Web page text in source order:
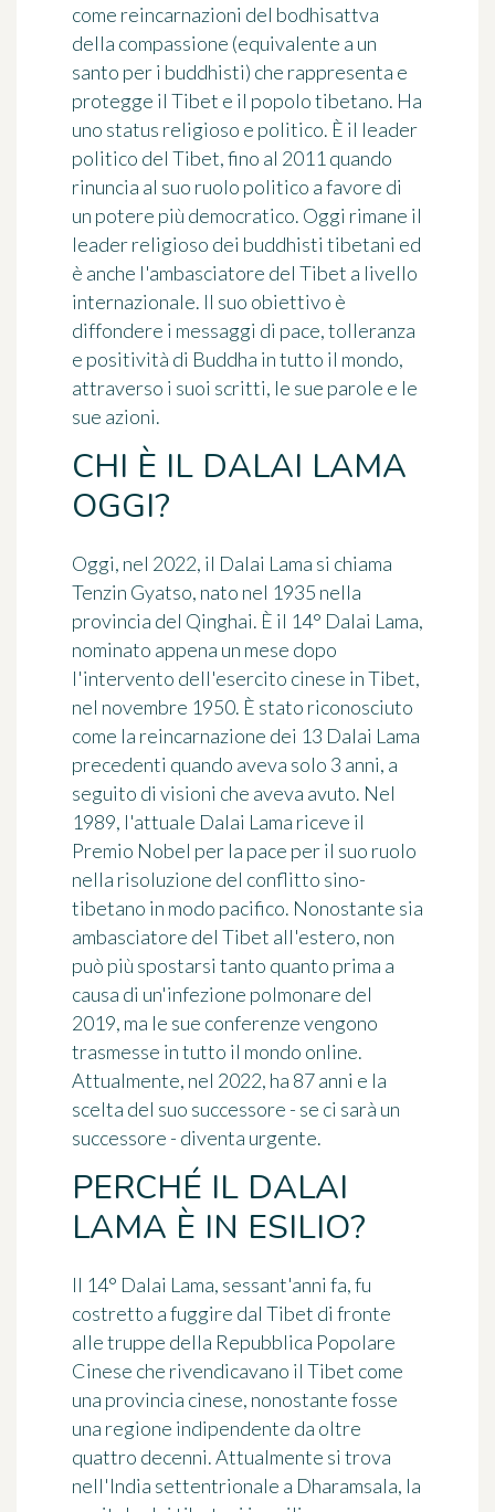
come reincarnazioni del bodhisattva
della compassione (equivalente a un
santo per i buddhisti) che rappresenta e
protegge il Tibet e il popolo tibetano. Ha
uno status religioso e politico. È il leader
politico del Tibet, fino al 2011 quando
rinuncia al suo ruolo politico a favore di
un potere più democratico. Oggi rimane il
leader religioso dei buddhisti tibetani ed
è anche l'ambasciatore del Tibet a livello
internazionale. Il suo obiettivo è
diffondere i messaggi di pace, tolleranza
e positività di Buddha in tutto il mondo,
attraverso i suoi scritti, le sue parole e le
sue azioni.
CHI È IL DALAI LAMA
OGGI?
Oggi, nel 2022, il Dalai Lama si chiama
Tenzin Gyatso, nato nel 1935 nella
provincia del Qinghai. È il 14° Dalai Lama,
nominato appena un mese dopo
l'intervento dell'esercito cinese in Tibet,
nel novembre 1950. È stato riconosciuto
come la reincarnazione dei 13 Dalai Lama
precedenti quando aveva solo 3 anni, a
seguito di visioni che aveva avuto. Nel
1989, l'attuale Dalai Lama riceve il
Premio Nobel per la pace per il suo ruolo
nella risoluzione del conflitto sino-
tibetano in modo pacifico. Nonostante sia
ambasciatore del Tibet all'estero, non
può più spostarsi tanto quanto prima a
causa di un'infezione polmonare del
2019, ma le sue conferenze vengono
trasmesse in tutto il mondo online.
Attualmente, nel 2022, ha 87 anni e la
scelta del suo successore - se ci sarà un
successore - diventa urgente.
PERCHÉ IL DALAI
LAMA È IN ESILIO?
Il 14° Dalai Lama, sessant'anni fa, fu
costretto a fuggire dal Tibet di fronte
alle truppe della Repubblica Popolare
Cinese che rivendicavano il Tibet come
una provincia cinese, nonostante fosse
una regione indipendente da oltre
quattro decenni. Attualmente si trova
nell'India settentrionale a Dharamsala, la